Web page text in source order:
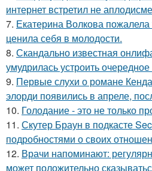
интернет встретил не
7. Екатерина Волкова
ценила себя в молодости.
8. Скандально известная
умудрилась устроить
9. Первые слухи о романе
элорди появились в апреле,
10. Голодание - это не только
11. Скутер Браун в подкасте
подробностями о своих
12. Врачи напоминают:
может положительно